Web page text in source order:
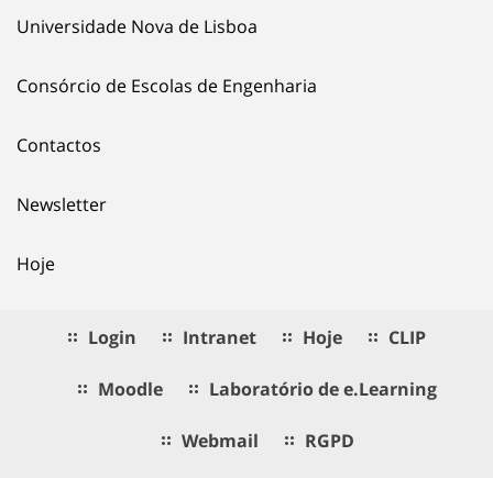
Universidade Nova de Lisboa
Consórcio de Escolas de Engenharia
Contactos
Newsletter
Hoje
Login Intranet Hoje CLIP
Moodle Laboratório de e.Learning
Webmail RGPD